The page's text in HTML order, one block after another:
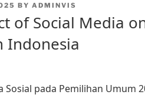
BY ADMINVIS
of Social Media
Indonesia
Sosial pada Pemilihan Umum